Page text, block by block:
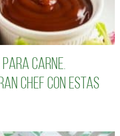
carne.
chef con estas